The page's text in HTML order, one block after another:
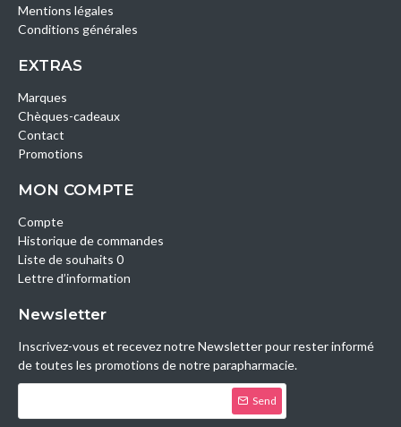
Mentions légales
Conditions générales
EXTRAS
Marques
Chèques-cadeaux
Contact
Promotions
MON COMPTE
Compte
Historique de commandes
Liste de souhaits 0
Lettre d’information
Newsletter
Inscrivez-vous et recevez notre Newsletter pour rester informé
de toutes les promotions de notre parapharmacie.
Send